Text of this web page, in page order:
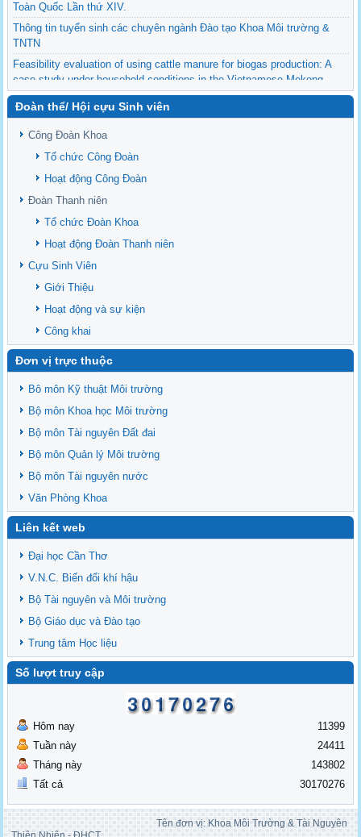
Toàn Quốc Lần thứ XIV.
Thông tin tuyển sinh các chuyên ngành Đào tạo Khoa Môi trường &
TNTN
Feasibility evaluation of using cattle manure for biogas production: A
case study under household conditions in the Vietnamese Mekong
Delta
Sediment properties in flood-based farming systems in the Vietnamese
upstream Mekong Delta
Danh mục tạp chí xuất bản Quốc Tế 2026
Danh Mục các Đề Tài NCKH cấp Tỉnh năm 2024
Văn bản - Quy định
Ban chấp hành Đảng bộ khoa
Đoàn thể/ Hội cựu Sinh viên
Công Đoàn Khoa
Tổ chức Công Đoàn
Hoạt động Công Đoàn
Đoàn Thanh niên
Tổ chức Đoàn Khoa
Hoạt động Đoàn Thanh niên
Cựu Sinh Viên
Giới Thiệu
Hoạt động và sự kiện
Công khai
Đơn vị trực thuộc
Bô môn Kỹ thuật Môi trường
Bộ môn Khoa học Môi trường
Bộ môn Tài nguyên Đất đai
Bộ môn Quản lý Môi trường
Bộ môn Tài nguyên nước
Văn Phòng Khoa
Liên kết web
Đại học Cần Thơ
V.N.C. Biến đổi khí hậu
Bộ Tài nguyên và Môi trường
Bộ Giáo dục và Đào tạo
Trung tâm Học liệu
Số lượt truy cập
Hôm nay
Tuần này
Tháng này
Tất cả
11399
24411
143802
30170276
Tên đơn vị: Khoa Môi Trường & Tài Nguyên